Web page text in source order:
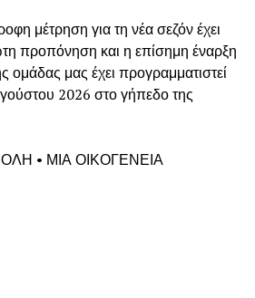
μέτρηση για τη νέα σεζόν έχει
προπόνηση και η επίσημη έναρξη
ομάδας μας έχει προγραμματιστεί
2026 στο γήπεδο της
• ΜΙΑ ΟΙΚΟΓΕΝΕΙΑ